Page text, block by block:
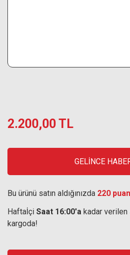
2.200,00 TL
GELİNCE
Bu ürünü satın aldığınızda 220 puan
Haftaİçi Saat 16:00'a kadar verilen
kargoda!